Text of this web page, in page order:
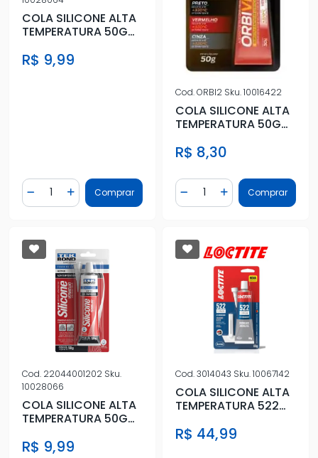
COLA SILICONE ALTA
TEMPERATURA 50G
R$ 9,99
Diminuir Quantidade
Quantidade
Adicionar Quantidade
Comprar
Cod.ORBI2 Sku.10016422
COLA SILICONE ALTA
TEMPERATURA 50G
R$ 8,30
Diminuir Quantidade
Quantidade
AdicionarComprar
Cod. 22044001202 Sku.
10028066
COLA SILICONE ALTA
TEMPERATURA 50G
R$ 9,99
Cod.3014043 Sku.10067142
COLA SILICONE ALTA
TEMPERATURA 522
R$ 44,99